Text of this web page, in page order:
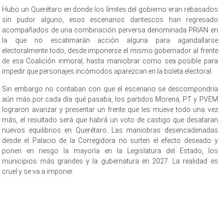
Hubo un Querétaro en donde los límites del gobierno eran rebasados
sin pudor alguno, esos escenarios dantescos han regresado
acompañados de una combinación perversa denominada PRIAN en
la que no escatimarán acción alguna para agandallarse
electoralmente todo, desde imponerse el mismo gobernador al frente
de esa Coalición inmoral, hasta maniobrar como sea posible para
impedir que personajes incómodos aparezcan en la boleta electoral.
Sin embargo no contaban con que el escenario se descompondría
aún más por cada día qué pasaba, los partidos Morena, PT y PVEM
lograron avanzar y presentar un frente que les mueve todo una vez
más, el resultado será que habrá un voto de castigo que desataran
nuevos equilibrios en Querétaro. Las maniobras desencadenadas
desde el Palacio de la Corregidora no surten el efecto deseado y
ponen en riesgo la mayoría en la Legislatura del Estado, los
municipios más grandes y la gubernatura en 2027. La realidad es
cruel y se va a imponer.